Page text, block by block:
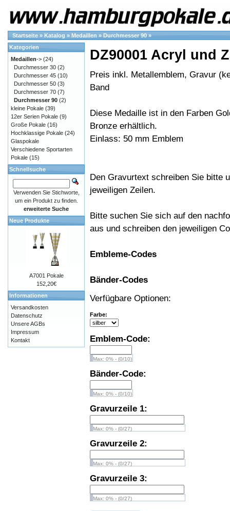
Startseite » Katalog » Medaillen » Durchmesser 90 »
DZ90001 Acryl und
Preis inkl. Metallemblem, Gravur
Band
Diese Medaille ist in den Farben
Bronze erhältlich.
Einlass: 50 mm Emblem
Den Gravurtext schreiben Sie bitte
jeweiligen Zeilen.
Bitte suchen Sie sich auf den
aus und schreiben den jeweiligen
Embleme-Codes
Bänder-Codes
Verfügbare Optionen:
Farbe:
Emblem-Code:
Max: 0% - (0/10)
Bänder-Code:
Max: 0% - (0/10)
Gravurzeile 1:
Max: 0% - (0/27)
Gravurzeile 2:
Max: 0% - (0/27)
Gravurzeile 3:
Max: 0% - (0/27)
Kategorien
Medaillen-> (24)
Durchmesser 30 (2)
Durchmesser 45 (10)
Durchmesser 50 (3)
Durchmesser 70 (7)
Durchmesser 90 (2)
kleine Pokale (39)
12er Serien Pokale (9)
Große Pokale (16)
Hochklassige Pokale (24)
Glaspokale
Verschiedene Sportarten
Pokale (15)
Schnellsuche
Verwenden Sie Stichworte,
um ein Produkt zu finden.
erweiterte Suche
Neue Produkte
A7001 Pokale
152,20€
Informationen
Versandkosten
Datenschutz
Unsere AGBs
Impressum
Kontakt